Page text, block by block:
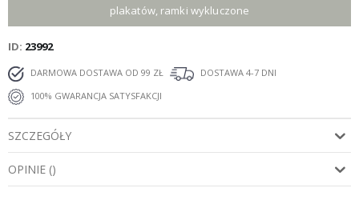
plakatów, ramki wykluczone
ID 23992
DARMOWA DOSTAWA OD 99 ZŁ
DOSTAWA 4-7 DNI
100% GWARANCJA SATYSFAKCJI
SZCZEGÓŁY
OPINIE ()